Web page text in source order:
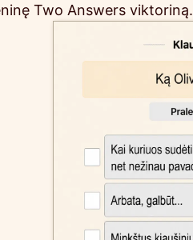
Two Answers viktoriną.